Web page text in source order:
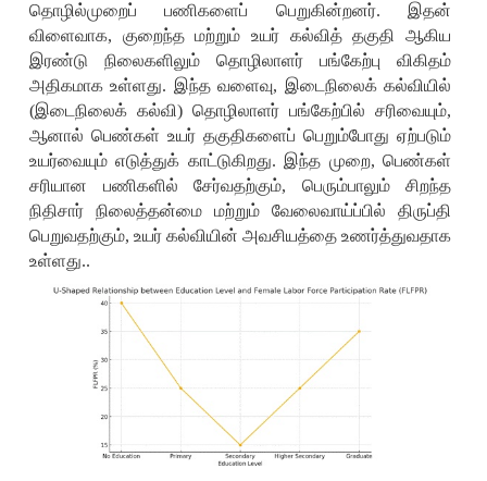
தொழில்முறைப் பணிகளைப் பெறுகின்றனர். இதன்
விளைவாக, குறைந்த மற்றும் உயர் கல்வித் தகுதி ஆகிய
இரண்டு நிலைகளிலும் தொழிலாளர் பங்கேற்பு விகிதம்
அதிகமாக உள்ளது. இந்த வளைவு, இடைநிலைக் கல்வியில்
(இடைநிலைக் கல்வி) தொழிலாளர் பங்கேற்பில் சரிவையும்,
ஆனால் பெண்கள் உயர் தகுதிகளைப் பெறும்போது ஏற்படும்
உயர்வையும் எடுத்துக் காட்டுகிறது. இந்த முறை,பெண்கள்
சரியான பணிகளில் சேர்வதற்கும், பெரும்பாலும் சிறந்த
நிதிசார் நிலைத்தன்மை மற்றும் வேலைவாய்ப்பில் திருப்தி
பெறுவதற்கும், உயர் கல்வியின் அவசியத்தை உணர்த்துவதாக
உள்ளது..